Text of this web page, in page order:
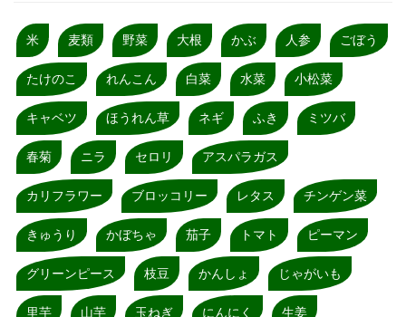
米 麦類 野菜 大根 かぶ 人参 ごぼう
たけのこ れんこん 白菜 水菜 小松菜
キャベツ ほうれん草 ネギ ふき ミツバ
春菊 ニラ セロリ アスパラガス
カリフラワー ブロッコリー レタス チンゲン菜
きゅうり かぼちゃ 茄子 トマト ピーマン
グリーンピース 枝豆 かんしょ じゃがいも
里芋 山芋 玉ねぎ にんにく 生姜